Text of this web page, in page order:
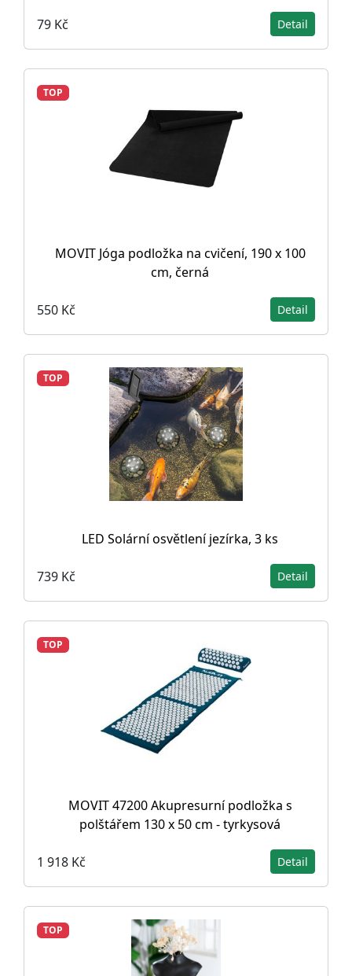
79 Kč Detail
TOP
MOVIT Jóga podložka na cvičení, 190 x 100
cm, černá
550 Kč Detail
TOP
LED Solární osvětlení jezírka, 3 ks
739 Kč Detail
TOP
MOVIT 47200 Akupresurní podložka s
polštářem 130 x 50 cm - tyrkysová
1 918 Kč Detail
TOP